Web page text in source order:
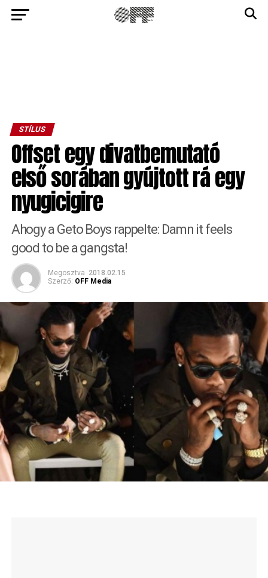
STÍLUS
Offset egy divatbemutató
első sorában gyújtott rá egy
nyugicigire
Ahogy a Geto Boys rappelte: Damn it feels
good to be a gangsta!
Megosztva 2018.02.15
Szerző: OFF Media